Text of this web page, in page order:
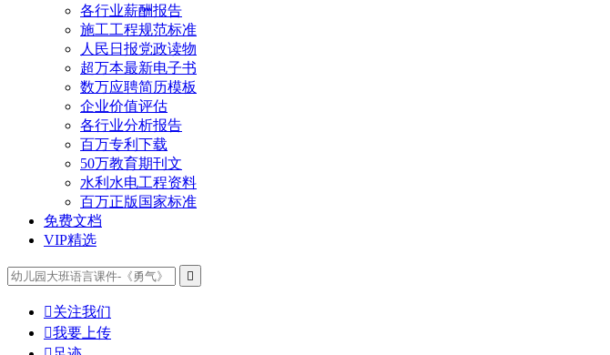
各行业薪酬报告
施工工程规范标准
人民日报党政读物
超万本最新电子书
数万应聘简历模板
企业价值评估
各行业分析报告
百万专利下载
50万教育期刊文
水利水电工程资料
百万正版国家标准
免费文档
VIP精选

关注我们
我要上传